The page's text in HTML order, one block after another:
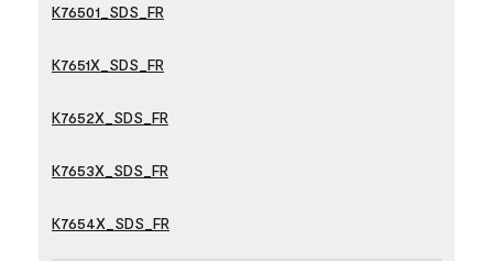
K76501_SDS_FR
K7651X_SDS_FR
K7652X_SDS_FR
K7653X_SDS_FR
K7654X_SDS_FR